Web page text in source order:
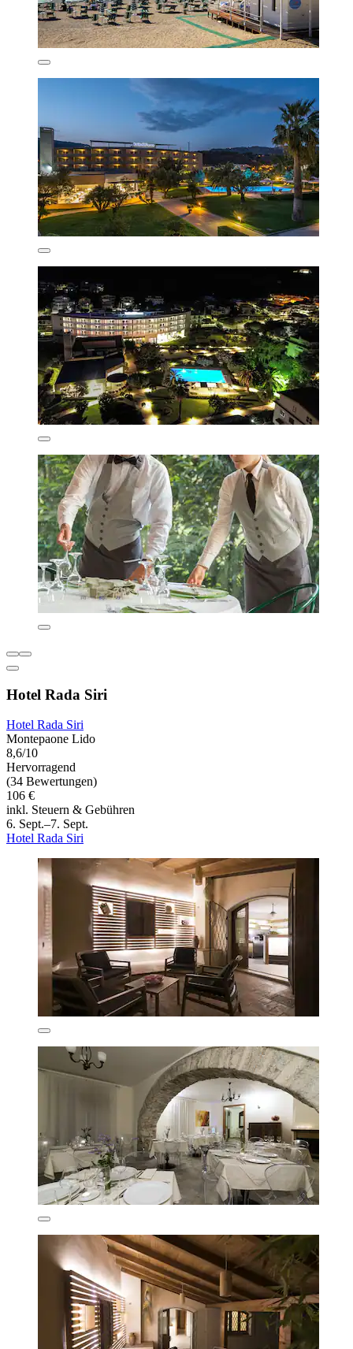
Hotel Rada Siri
Hotel Rada Siri
Montepaone Lido
8,6/10
Hervorragend
(34 Bewertungen)
106 €
inkl. Steuern & Gebühren
6. Sept.–7. Sept.
Hotel Rada Siri